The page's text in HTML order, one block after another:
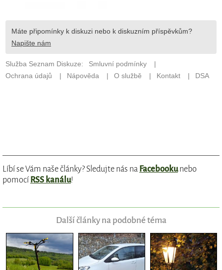
Líbí se Vám naše články? Sledujte nás na Facebookunebo
pomocíRSS kanálu!
Další články na podobné téma